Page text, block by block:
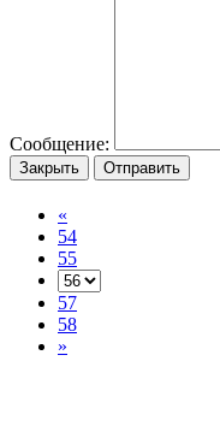
Сообщение:
Закрыть Отправить
«
54
55
57
58
»